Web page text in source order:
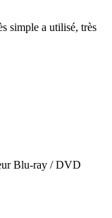
simple a utilisé, très
Blu-ray / DVD